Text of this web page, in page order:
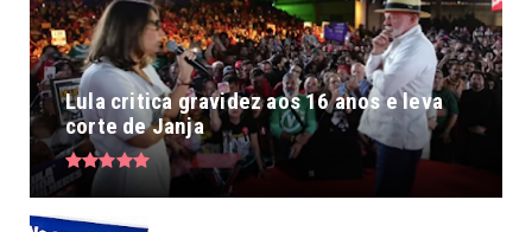
Lula critica gravidez aos 16 anos e leva
corte de Janja